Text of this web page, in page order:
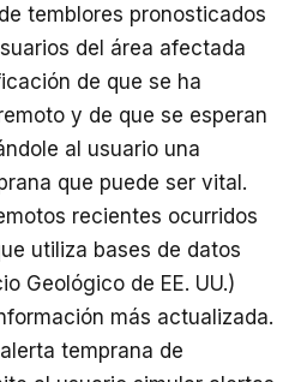
temblores pronosticados
del área afectada
de que se ha
y de que se esperan
al usuario una
que puede ser vital.
recientes ocurridos
utiliza bases de datos
Geológico de EE. UU.)
más actualizada.
temprana de